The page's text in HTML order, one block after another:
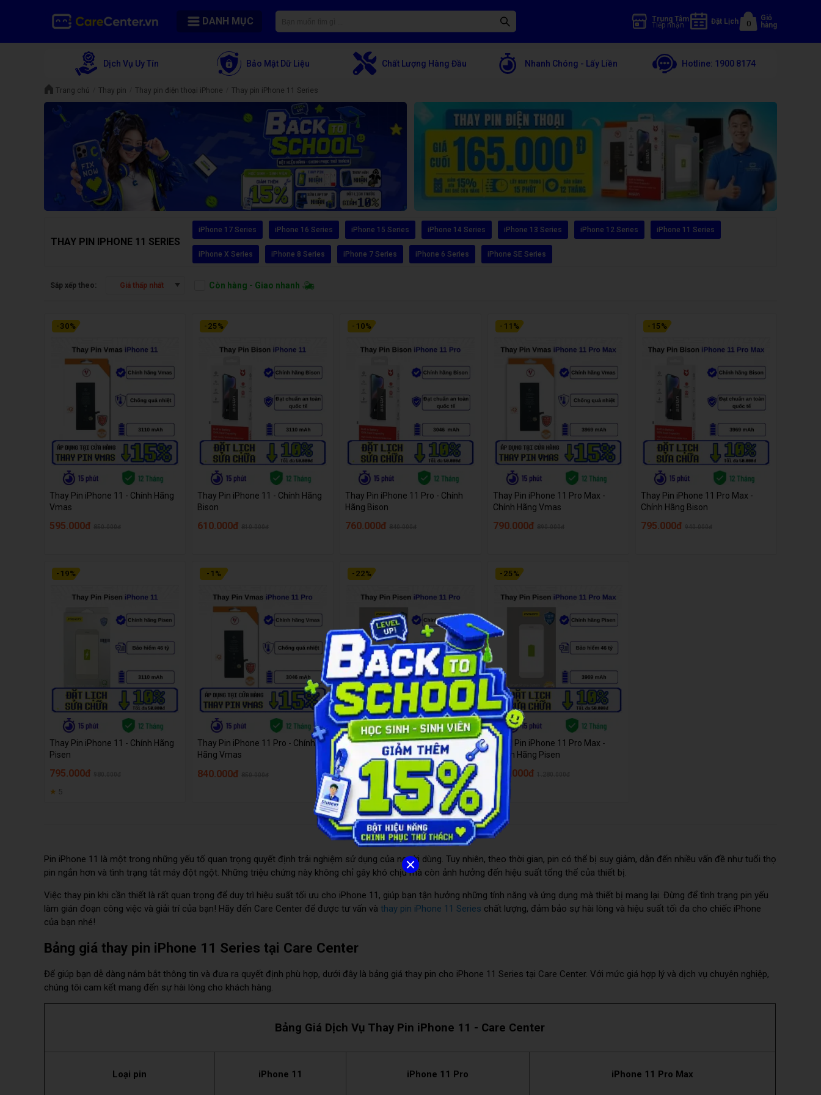
Trung Tâm
Tiếp nhận Đặt Lịch 0
Giỏ
hàng
DANH MỤC
Dịch Vụ Uy Tín Bảo Mật Dữ Liệu Chất Lượng Hàng Đầu Nhanh Chóng - Lấy Liền Hotline: 1900 8174
Trang chủ Thay pin Thay pin điện thoại iPhone Thay pin iPhone 11 Series
THAY PIN IPHONE 11 SERIES
iPhone 17 Series iPhone 16 Series iPhone 15 Series iPhone 14 Series iPhone 13 Series iPhone 12 Series iPhone 11 Series
iPhone X Series iPhone 8 Series iPhone 7 Series iPhone 6 Series iPhone SE Series
Sắp xếp theo: Giá thấp nhất Còn hàng - Giao nhanh
- 30%
Thay Pin iPhone 11 - Chính Hãng
Vmas
595.000đ
- 25%
Thay Pin iPhone 11 - Chính Hãng
Bison
610.000đ
- 10%
Thay Pin iPhone 11 Pro - Chính
Hãng Bison
760.000đ
- 11 %
Thay Pin iPhone 11 Pro Max -
Chính Hãng Vmas
790.000đ
- 15%
Thay Pin iPhone 11 Pro Max -
Chính Hãng Bison
795.000đ
- 19%
Thay Pin iPhone 11 - Chính Hãng
Pisen
795.000đ
★ 5
- 1 %
Thay Pin iPhone 11 Pro - Chính
Hãng Vmas
840.000đ
- 22%
Thay Pin iPhone 11 Pro - Chính
Hãng Pisen
840.000đ 1.080.000đ
★
- 25%
Thay Pin iPhone 11 Pro Max -
Chính Hãng Pisen
960.000đ
★
Pin iPhone 11 là một trong những yếu tố quan trọng quyết định trải nghiệm sử dụng của người dùng. Tuy nhiên, theo thời gian, pin có thể bị suy giảm, dẫn đến nhiều vấn đề như tuổi thọ
pin ngắn hơn và tình trạng tắt máy đột ngột. Những triệu chứng này không chỉ gây khó chịu mà còn ảnh hưởng đến hiệu suất tổng thể của thiết bị.
Việc thay pin khi cần thiết là rất quan trọng để duy trì hiệu suất tối ưu cho iPhone 11, giúp bạn tận hưởng những tính năng và ứng dụng mà thiết bị mang lại. Đừng để tình trạng pin yếu
làm gián đoạn công việc và giải trí của bạn! Hãy đến Care Center để được tư vấn và thay pin iPhone 11 Series chất lượng, đảm bảo sự hài lòng và hiệu suất tối đa cho chiếc iPhone
của bạn nhé!
Bảng giá thay pin iPhone 11 Series tại Care Center
Để giúp bạn dễ dàng nắm bắt thông tin và đưa ra quyết định phù hợp, dưới đây là bảng giá thay pin cho iPhone 11 Series tại Care Center. Với mức giá hợp lý và dịch vụ chuyên nghiệp,
chúng tôi cam kết mang đến sự hài lòng cho khách hàng.
Bảng Giá Dịch Vụ Thay Pin iPhone 11 - Care Center
Loại pin iPhone 11 iPhone 11 Pro iPhone 11 Pro Max